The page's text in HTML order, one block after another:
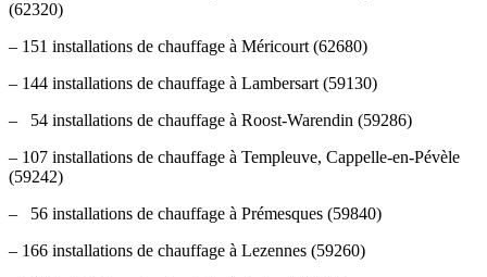
(62320)
– 151 installations de chauffage à Méricourt (62680)
– 144 installations de chauffage à Lambersart (59130)
– 54 installations de chauffage à Roost-Warendin (59286)
– 107 installations de chauffage à Templeuve, Cappelle-en-Pévèle
(59242)
– 56 installations de chauffage à Prémesques (59840)
– 166 installations de chauffage à Lezennes (59260)